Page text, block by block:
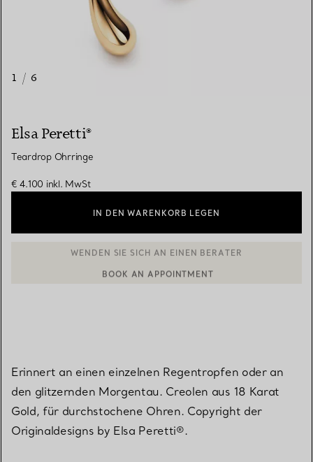
1 / 6
Elsa Peretti®
Teardrop Ohrringe
€ 4.100 inkl. MwSt
IN DEN WARENKORB LEGEN
Erinnert an einen einzelnen Regentropfen oder an
den glitzernden Morgentau. Creolen aus 18 Karat
Gold, für durchstochene Ohren. Copyright der
Originaldesigns by Elsa Peretti®.